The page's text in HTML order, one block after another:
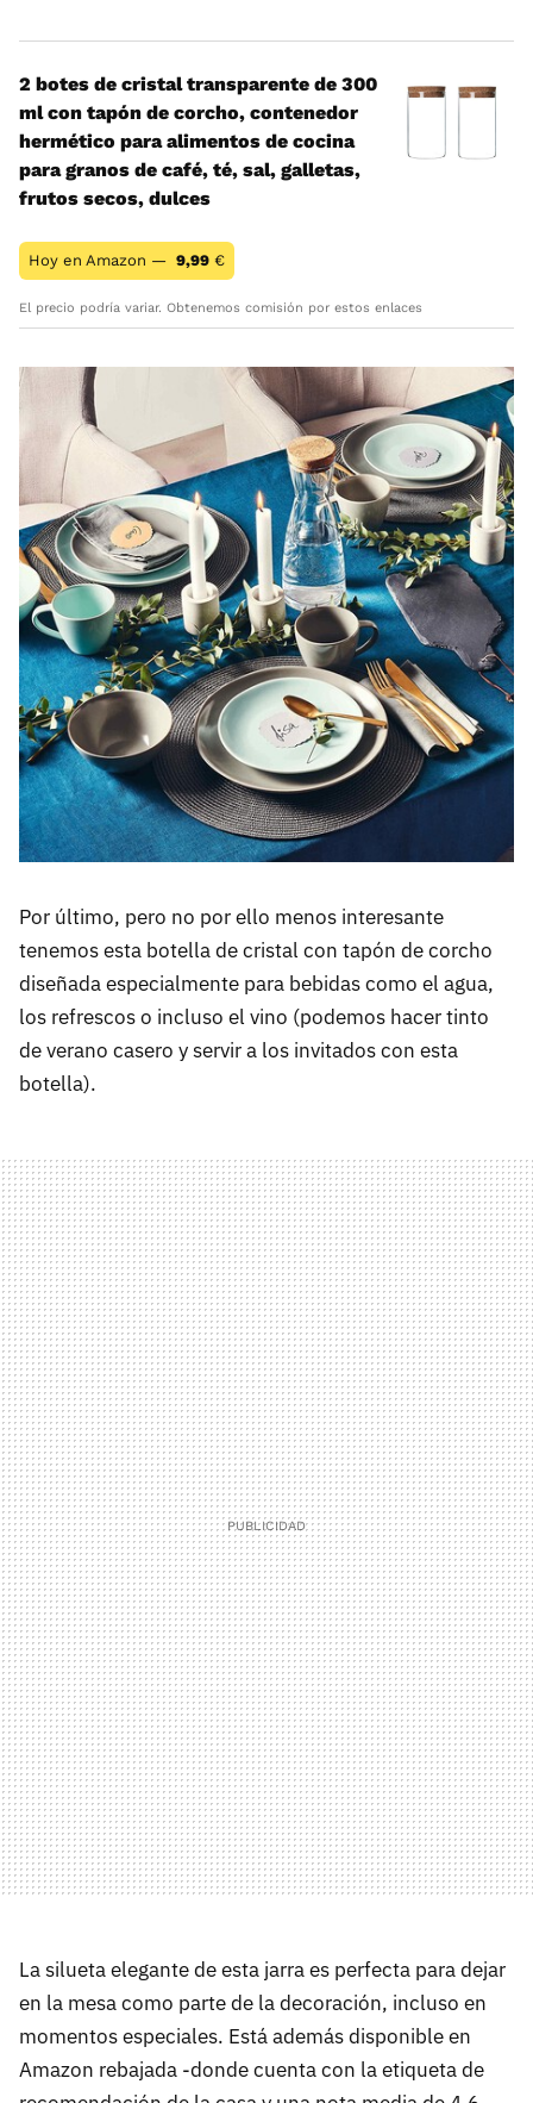
2 botes de cristal transparente de 300
ml con tapón de corcho, contenedor
hermético para alimentos de cocina
para granos de café, té, sal, galletas,
frutos secos, dulces
Hoy en Amazon — 9,99 €
El precio podría variar. Obtenemos comisión por estos enlaces
Por último, pero no por ello menos interesante
tenemos esta botella de cristal con tapón de corcho
diseñada especialmente para bebidas como el agua,
los refrescos o incluso el vino (podemos hacer tinto
de verano casero y servir a los invitados con esta
botella).
La silueta elegante de esta jarra es perfecta para dejar
en la mesa como parte de la decoración, incluso en
momentos especiales. Está además disponible en
Amazon rebajada -donde cuenta con la etiqueta de